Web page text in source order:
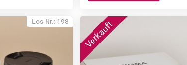
Los-Nr.: 198